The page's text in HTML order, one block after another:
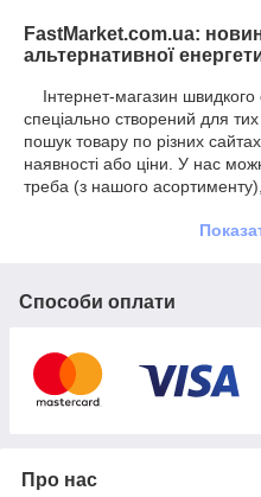
FastMarket.com.ua:
альтернативної
Інтернет-магазин
спеціально створений для
пошук товару по різних
наявності або ціни. У нас
треба (з нашого
Для Вас це вигідно тим, що,
спеціалізований магазин у
його наявності і актуальність
перевірені часом відношення
Способи оплати
Про нас